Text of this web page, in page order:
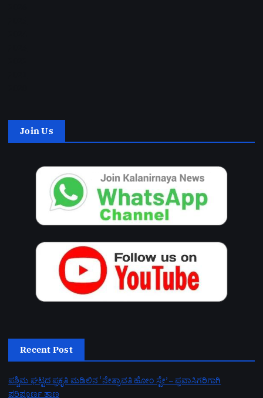
Join Us
Recent Post
ಪಶ್ಚಿಮ ಘಟ್ಟದ ಪ್ರಕೃತಿ ಮಡಿಲಿನ ‘ನೇತ್ರಾವತಿ ಹೋಂ ಸ್ಟೇ’ – ಪ್ರವಾಸಿಗರಿಗಾಗಿ
ಪರಿಪೂರ್ಣ ತಾಣ